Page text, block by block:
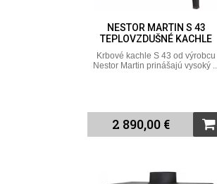
NESTOR MARTIN S 43
TEPLOVZDUŠNÉ KACHLE
Krbové kachle S 43 od výrobcu
Nestor Martin prinášajú vysoký ...
2 890,00 €